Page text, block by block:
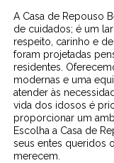
A Casa de Repouso
de cuidados; é um
respeito, carinho e
foram projetadas
residentes.
modernas e uma
atender às
vida dos idosos é
proporcionar um
Escolha a Casa de
seus entes queridos
merecem.